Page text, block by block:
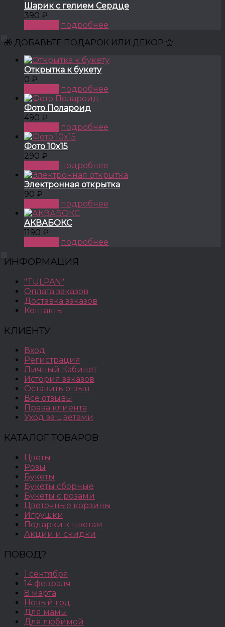
Шарик с гелием Сердце
390 ₽
подробнее
🎁 ДОБАВЬТЕ ПОДАРОК ИЛИ ДЕКОР 🌼
Открытка к букету
0 ₽
подробнее
Фото Полароид
490 ₽
подробнее
Фото 10x15
290 ₽
подробнее
Электронная открытка
90 ₽
подробнее
АКВАБОКС
1190 ₽
подробнее
ИНФОРМАЦИЯ
"TULPAN"
Оплата заказов
Доставка заказов
Контакты
КЛИЕНТУ
Вход
Регистрация
Личный Кабинет
История заказов
Оставить отзыв
Все отзывы
Права клиента
Уход за цветами
КАТАЛОГ ТОВАРОВ
Цветы
Розы
Букеты
Букеты сборные
Букеты с розами
Цветочные корзины
Игрушки
Подарки к цветам
Акции и скидки
ПОВОД?
1 сентября
14 февраля
8 марта
Новый год
Для мамы
Для любимой